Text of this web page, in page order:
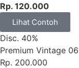
Rp. 120.000
Lihat Contoh
Disc. 40%
Premium Vintage 06
Rp. 200.000